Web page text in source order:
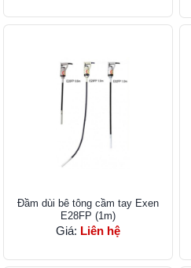
Đầm dùi bê tông cầm tay Exen
E28FP (1m)
Giá: Liên hệ